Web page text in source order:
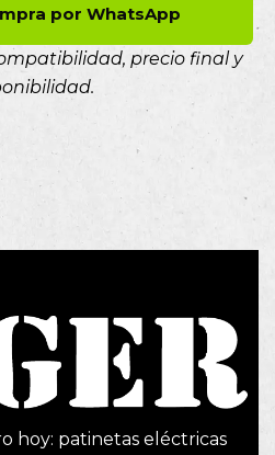
por WhatsApp
precio final y
hoy: patinetas eléctricas